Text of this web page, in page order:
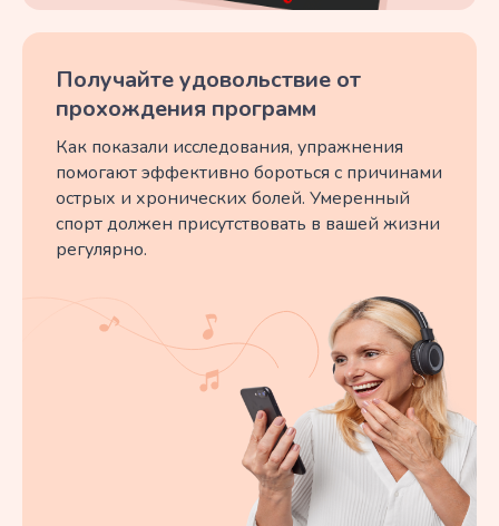
Получайте удовольствие от
прохождения программ
Как показали исследования, упражнения
помогают эффективно бороться с причинами
острых и хронических болей. Умеренный
спорт должен присутствовать в вашей жизни
регулярно.